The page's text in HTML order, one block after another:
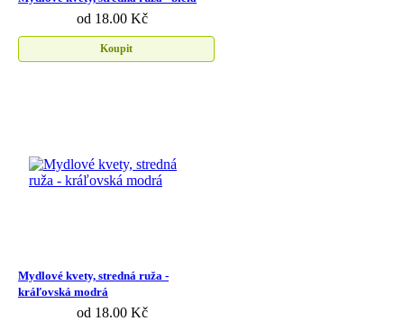
od 18.00 Kč
Koupit
Mydlové kvety, stredná ruža -
kráľovská modrá
od 18.00 Kč